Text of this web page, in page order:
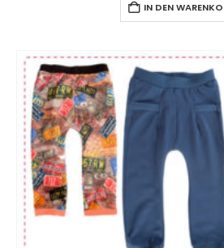
IN DEN